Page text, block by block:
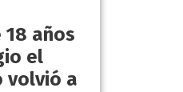
años
el
volvió a